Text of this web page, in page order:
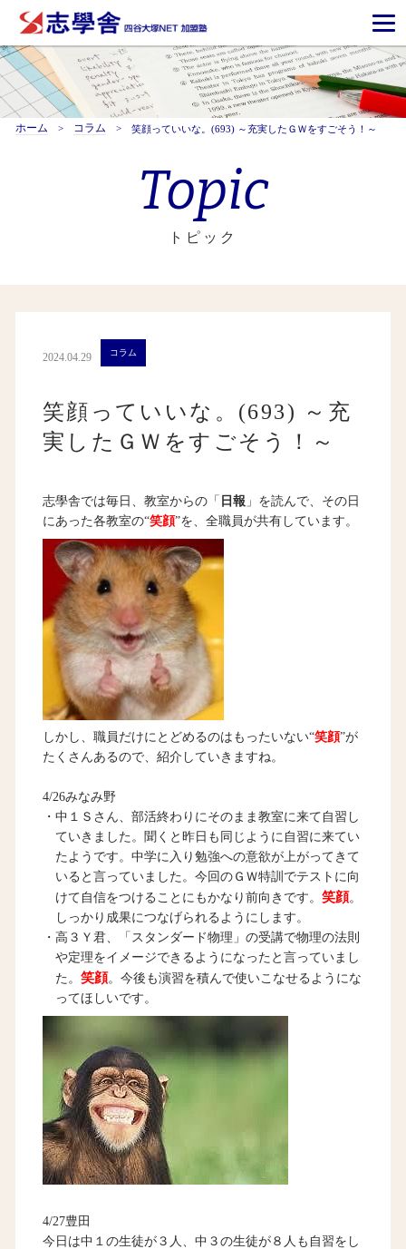
ホーム コラム 笑顔っていいな。(693) ～充実したＧＷをすごそう！～
Topic
トピック
2024.04.29 コラム
笑顔っていいな。(693) ～充
実したＧＷをすごそう！～
志學舎では毎日、教室からの「 日報 」を読んで、その日
にあった各教室の“笑顔”を、全職員が共有しています。
しかし、職員だけにとどめるのはもったいない“笑顔”が
たくさんあるので、紹介していきますね。
4/26みなみ野
・中１Ｓさん、部活終わりにそのまま教室に来て自習し
ていきました。聞くと昨日も同じように自習に来てい
たようです。中学に入り勉強への意欲が上がってきて
いると言っていました。今回のＧＷ特訓でテストに向
けて自信をつけることにもかなり前向きです。 笑顔。
しっかり成果につなげられるようにします。
・高３Ｙ君、「スタンダード物理」の受講で物理の法則
や定理をイメージできるようになったと言っていまし
た。 笑顔。今後も演習を積んで使いこなせるようにな
ってほしいです。
4/27豊田
今日は中１の生徒が３人、中３の生徒が８人も自習をし